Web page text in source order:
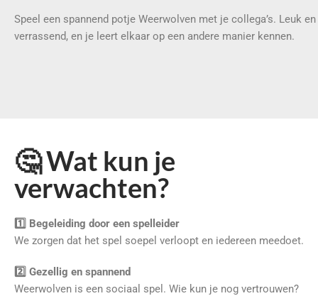
Speel een spannend potje Weerwolven met je collega’s. Leuk en
verrassend, en je leert elkaar op een andere manier kennen.
🤔 Wat kun je
verwachten?
1️⃣ Begeleiding door een spelleider
We zorgen dat het spel soepel verloopt en iedereen meedoet.
2️⃣ Gezellig en spannend
Weerwolven is een sociaal spel. Wie kun je nog vertrouwen?